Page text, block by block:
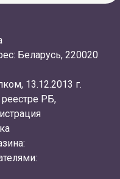
Беларусь, 220020
13.12.2013 г.
РБ,